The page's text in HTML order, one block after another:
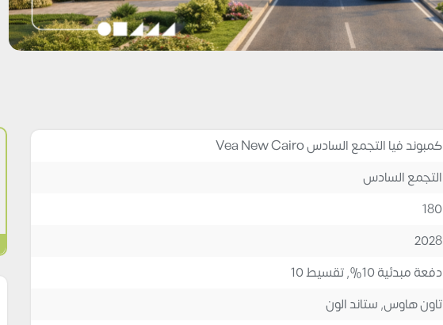
كمبوند فيا التجمع السادس Vea New Cairo
التجمع السادس
180
2028
دفعة مبدئية 10%, تقسيط 10
تاون هاوس,ستاند الون